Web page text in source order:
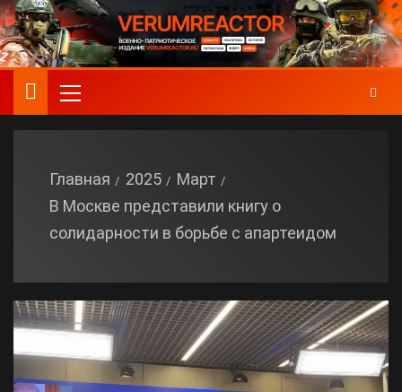
Главная 2025
Март
В Москве представили книгу о
солидарности в борьбе с апартеидом